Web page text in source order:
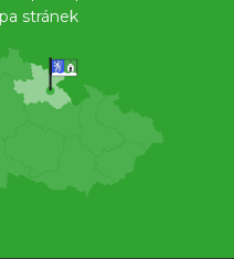
stránek